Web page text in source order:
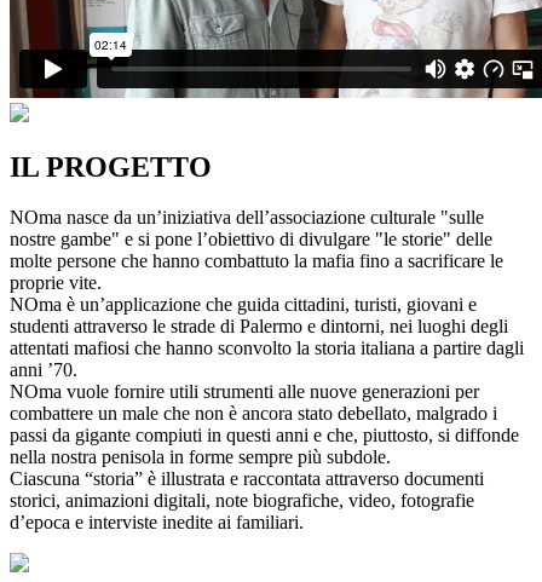
IL PROGETTO
NOma nasce da un’iniziativa dell’associazione culturale "sulle
nostre gambe" e si pone l’obiettivo di divulgare "le storie" delle
molte persone che hanno combattuto la mafia fino a sacrificare le
proprie vite.
NOma è un’applicazione che guida cittadini, turisti, giovani e
studenti attraverso le strade di Palermo e dintorni, nei luoghi degli
attentati mafiosi che hanno sconvolto la storia italiana a partire dagli
anni ’70.
NOma vuole fornire utili strumenti alle nuove generazioni per
combattere un male che non è ancora stato debellato, malgrado i
passi da gigante compiuti in questi anni e che, piuttosto, si diffonde
nella nostra penisola in forme sempre più subdole.
Ciascuna “storia” è illustrata e raccontata attraverso documenti
storici, animazioni digitali, note biografiche, video, fotografie
d’epoca e interviste inedite ai familiari.